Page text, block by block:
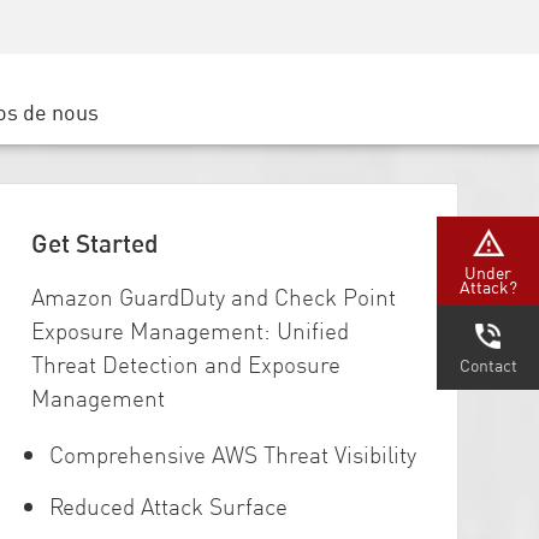
de service
de nous
Get Started
Amazon GuardDuty and Check Point
Exposure Management: Unified
Threat Detection and Exposure
Management
Comprehensive AWS Threat Visibility
Reduced Attack Surface
Under
Attack?
Contact